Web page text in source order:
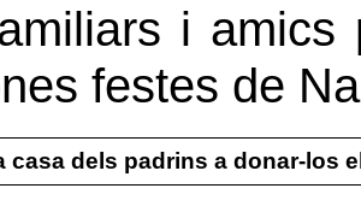
i amics
festes de
casa dels padrins a donar-los